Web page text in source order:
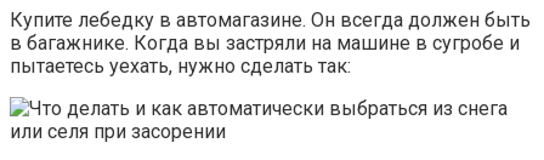
Купите лебедку в автомагазине. Он всегда должен быть
в багажнике. Когда вы застряли на машине в сугробе и
пытаетесь уехать, нужно сделать так: